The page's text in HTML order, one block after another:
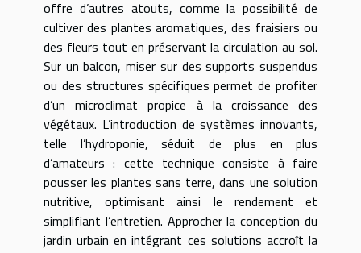
offre d’autres atouts, comme la possibilité de
cultiver des plantes aromatiques, des fraisiers ou
des fleurs tout en préservant la circulation au sol.
Sur un balcon, miser sur des supports suspendus
ou des structures spécifiques permet de profiter
d’un microclimat propice à la croissance des
végétaux. L’introduction de systèmes innovants,
telle l’hydroponie, séduit de plus en plus
d’amateurs : cette technique consiste à faire
pousser les plantes sans terre, dans une solution
nutritive, optimisant ainsi le rendement et
simplifiant l’entretien. Approcher la conception du
jardin urbain en intégrant ces solutions accroît la